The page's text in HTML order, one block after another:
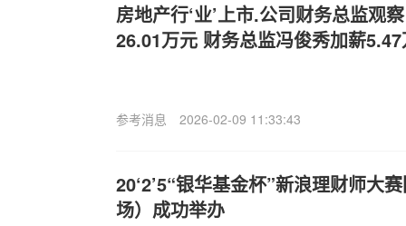
房地产行‘业’上市.公司财务总监观
26.01万元 财务总监冯俊秀加薪
参考消息 2026-02-09 11:33:43
20‘2’5“银华基金杯”新浪理财师大
场）成功举办